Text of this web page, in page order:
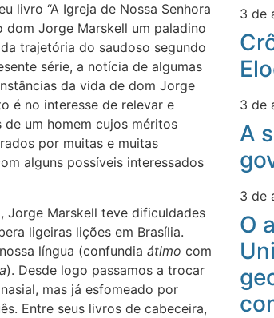
livro “A Igreja de Nossa Senhora
dom Jorge Marskell um paladino
trajetória do saudoso segundo
série, a notícia de algumas
da vida de dom Jorge
é no interesse de relevar e
um homem cujos méritos
por muitas e muitas
alguns possíveis interessados
Jorge Marskell teve dificuldades
ligeiras lições em Brasília.
língua (confundia átimo com
). Desde logo passamos a trocar
mas já esfomeado por
Entre seus livros de cabeceira,
3 de
3 de
A
3 de
O